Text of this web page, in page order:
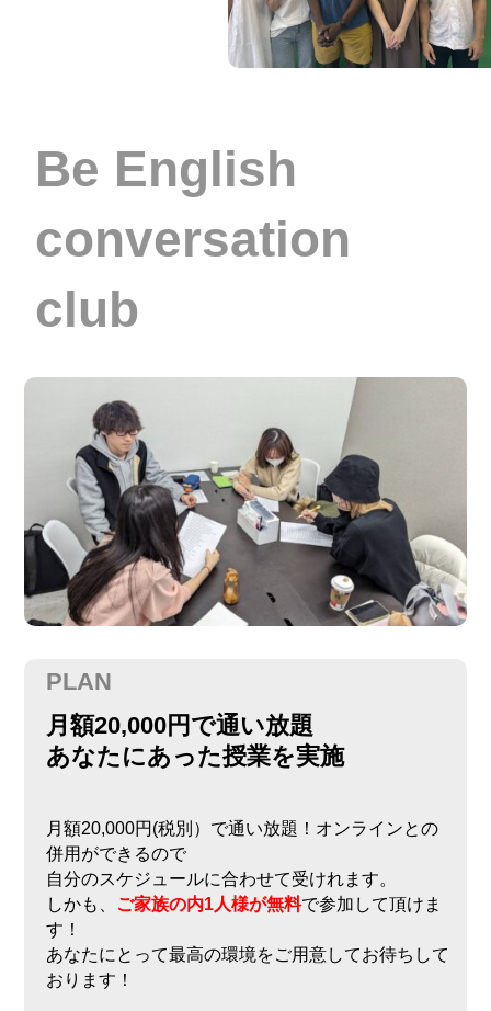
Be English
conversation
club
PLAN
月額20,000円で通い放題
あなたにあった授業を実施
月額20,000円(税別）で通い放題！オンラインとの
併用ができるので
自分のスケジュールに合わせて受けれます。
しかも、 ご家族の内1人様が無料で参加して頂けま
す！
あなたにとって最高の環境をご用意してお待ちして
おります！